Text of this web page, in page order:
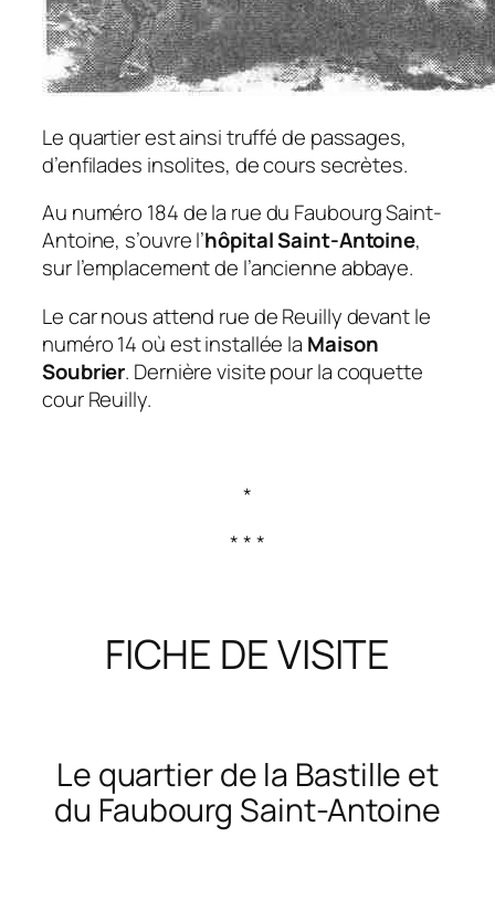
Le quartier est ainsi truffé de passages,
d’enfilades insolites, de cours secrètes.
Au numéro 184 de la rue du Faubourg Saint-
Antoine, s’ouvre l’hôpital Saint-Antoine,
sur l’emplacement de l’ancienne abbaye.
Le car nous attend rue de Reuilly devant le
numéro 14 où est installée la Maison
Soubrier. Dernière visite pour la coquette
cour Reuilly.
*
* * *
FICHE DE VISITE
Le quartier de la Bastille et
du Faubourg Saint-Antoine